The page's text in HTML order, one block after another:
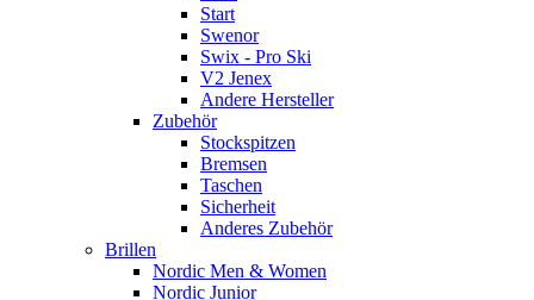
Start
Swenor
Swix - Pro Ski
V2 Jenex
Andere Hersteller
Zubehör
Stockspitzen
Bremsen
Taschen
Sicherheit
Anderes Zubehör
Brillen
Nordic Men & Women
Nordic Junior